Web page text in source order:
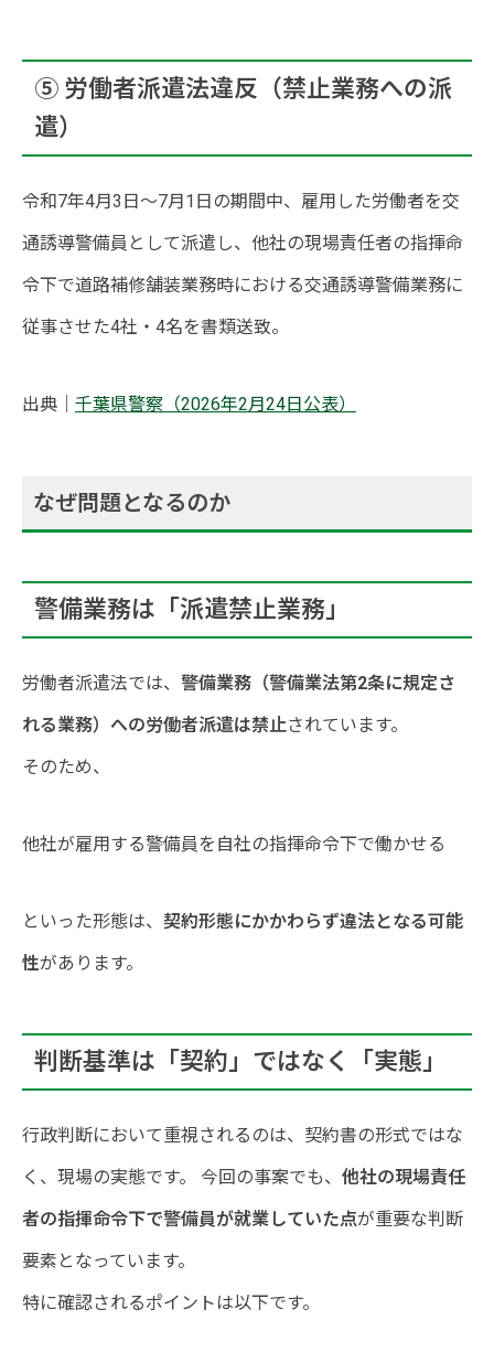
⑤ 労働者派遣法違反（禁止業務への派
遣）
令和7年4月3日〜7月1日の期間中、雇用した労働者を交
通誘導警備員として派遣し、他社の現場責任者の指揮命
令下で道路補修舗装業務時における交通誘導警備業務に
従事させた4社・4名を書類送致。
出典｜ 千葉県警察（2026年2月24日公表）
なぜ問題となるのか
警備業務は「派遣禁止業務」
労働者派遣法では、 警備業務（警備業法第2条に規定さ
れる業務）への労働者派遣は禁止されています。
そのため、
他社が雇用する警備員を自社の指揮命令下で働かせる
といった形態は、 契約形態にかかわらず違法となる可能
性があります。
判断基準は「契約」ではなく「実態」
行政判断において重視されるのは、契約書の形式ではな
く、現場の実態です。 今回の事案でも、 他社の現場責任
者の指揮命令下で警備員が就業していた点が重要な判断
要素となっています。
特に確認されるポイントは以下です。